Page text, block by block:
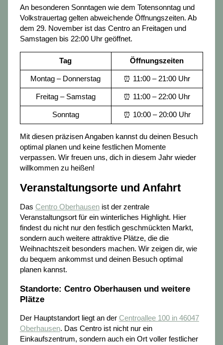
An besonderen Sonntagen wie dem Totensonntag und
Volkstrauertag gelten abweichende Öffnungszeiten. Ab
dem 29. November ist das Centro an Freitagen und
Samstagen bis 22:00 Uhr geöffnet.
Tag Öffnungszeiten
Montag – Donnerstag ⏰ 11:00 – 21:00 Uhr
Freitag – Samstag ⏰ 11:00 – 22:00 Uhr
Sonntag ⏰ 10:00 – 20:00 Uhr
Mit diesen präzisen Angaben kannst du deinen Besuch
optimal planen und keine festlichen Momente
verpassen. Wir freuen uns, dich in diesem Jahr wieder
willkommen zu heißen!
Veranstaltungsorte und Anfahrt
Das Centro Oberhausenist der zentrale
Veranstaltungsort für ein winterliches Highlight. Hier
findest du nicht nur den festlich geschmückten Markt,
sondern auch weitere attraktive Plätze, die die
Weihnachtszeit besonders machen. Wir zeigen dir, wie
du bequem ankommst und deinen Besuch optimal
planen kannst.
Standorte: Centro Oberhausen und weitere
Plätze
Der Hauptstandort liegt an der Centroallee 100 in 46047
Oberhausen. Das Centro ist nicht nur ein
Einkaufszentrum, sondern auch ein Ort voller festlicher